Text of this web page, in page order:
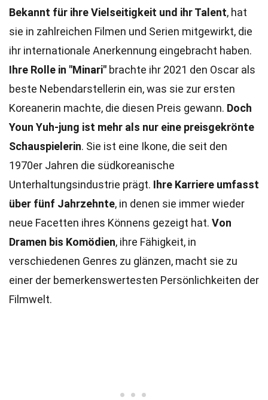
Bekannt für ihre Vielseitigkeit und ihr Talent, hat
sie in zahlreichen Filmen und Serien mitgewirkt, die
ihr internationale Anerkennung eingebracht haben.
Ihre Rolle in "Minari" brachte ihr 2021 den Oscar als
beste Nebendarstellerin ein, was sie zur ersten
Koreanerin machte, die diesen Preis gewann. Doch
Youn Yuh-jung ist mehr als nur eine preisgekrönte
Schauspielerin. Sie ist eine Ikone, die seit den
1970er Jahren die südkoreanische
Unterhaltungsindustrie prägt. Ihre Karriere umfasst
über fünf Jahrzehnte, in denen sie immer wieder
neue Facetten ihres Könnens gezeigt hat. Von
Dramen bis Komödien, ihre Fähigkeit, in
verschiedenen Genres zu glänzen, macht sie zu
einer der bemerkenswertesten Persönlichkeiten der
Filmwelt.